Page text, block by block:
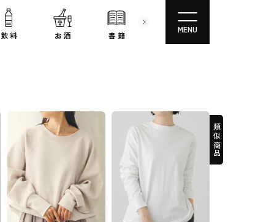
飲 料 お 酒 書 籍 文房具
MENU
類似商品